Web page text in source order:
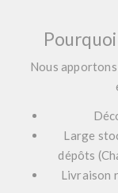
Nous
Large
dépôts
Livraison